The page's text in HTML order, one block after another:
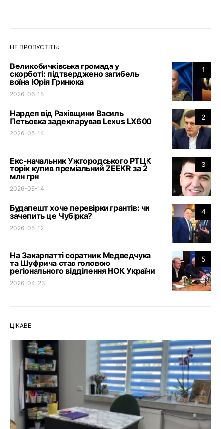
НЕ ПРОПУСТІТЬ:
1
Великобичківська громада у
скорботі: підтверджено загибель
воїна Юрія Гринюка
2026-06-15
2
Нардеп від Рахівщини Василь
Петьовка задекларував Lexus LX600
2026-05-14
3
Екс-начальник Ужгородського РТЦК
торік купив преміальний ZEEKR за 2
млн грн
2026-05-14
4
Будапешт хоче перевірки грантів: чи
зачепить це Чубірка?
2026-05-12
5
На Закарпатті соратник Медведчука
та Шуфрича став головою
регіонального відділення НОК України
2026-04-23
ЦІКАВЕ